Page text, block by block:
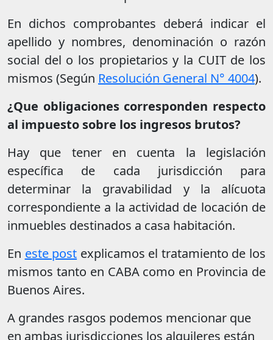
En dichos comprobantes deberá indicar el
apellido y nombres, denominación o razón
social del o los propietarios y la CUIT de los
mismos (Según Resolución General N° 4004).
¿Que obligaciones corresponden respecto
al impuesto sobre los ingresos brutos?
Hay que tener en cuenta la legislación
específica de cada jurisdicción para
determinar la gravabilidad y la alícuota
correspondiente a la actividad de locación de
inmuebles destinados a casa habitación.
En este post explicamos el tratamiento de los
mismos tanto en CABA como en Provincia de
Buenos Aires.
A grandes rasgos podemos mencionar que
en ambas jurisdicciones los alquileres están